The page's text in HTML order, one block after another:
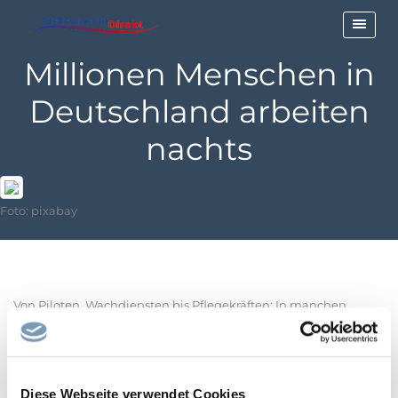
Diese Webseite verwendet Cookies
Millionen Menschen in
Deutschland arbeiten
nachts
Foto: pixabay
Von Piloten, Wachdiensten bis Pflegekräften: In manchen
Berufen ist die Nacht längst Arbeitszeit. Welche Branchen